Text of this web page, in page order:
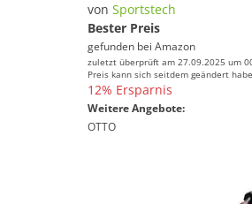
von Sportstech
Bester Preis
gefunden bei Amazon
zuletzt überprüft am 27.09.2025 um
Preis kann sich seitdem geändert
12% Ersparnis
Weitere Angebote:
OTTO